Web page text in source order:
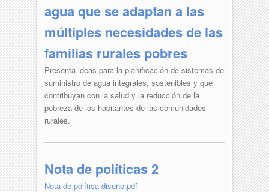
agua que se adaptan a las
múltiples necesidades de las
familias rurales pobres
Presenta ideas para la planificación de sistemas de
suministro de agua integrales, sostenibles y que
contribuyan con la salud y la reducción de la
pobreza de los habitantes de las comunidades
rurales.
Nota de políticas 2
Nota de política diseño.pdf